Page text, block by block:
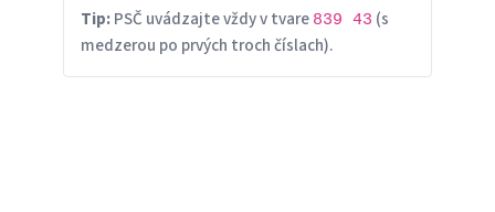
Tip:PSČ uvádzajte vždy v tvare 839 43 (s
medzerou po prvých troch číslach).